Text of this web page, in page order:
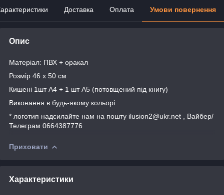
Доставка Оплата Умови повернення
Опис
Матеріал: ПВХ + оракал
Розмір 46 х 50 см
Кишені 1шт А4 + 1 шт А5 (потовщений під книгу)
Виконання в будь-якому кольорі
* логотип надсилайте нам на пошту ilusion2@ukr.net , Вайбер/
Телеграм 0664387776
Приховати
Характеристики